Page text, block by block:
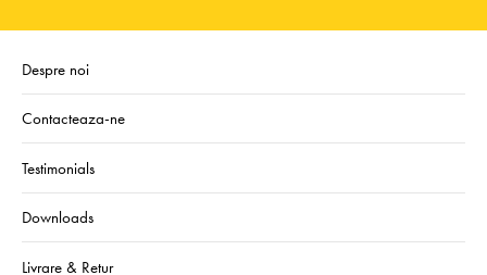
Despre noi
Contacteaza-ne
Testimonials
Downloads
Livrare & Retur